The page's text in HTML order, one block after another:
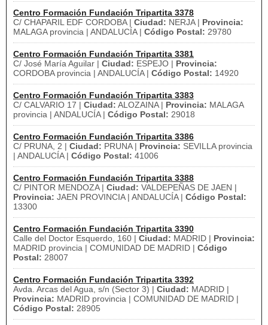
Centro Formación Fundación Tripartita 3378
C/ CHAPARIL EDF CORDOBA | Ciudad: NERJA | Provincia:
MALAGA provincia | ANDALUCÍA | Código Postal: 29780
Centro Formación Fundación Tripartita 3381
C/ José María Aguilar | Ciudad: ESPEJO | Provincia:
CORDOBA provincia | ANDALUCÍA | Código Postal: 14920
Centro Formación Fundación Tripartita 3383
C/ CALVARIO 17 | Ciudad: ALOZAINA | Provincia: MALAGA
provincia | ANDALUCÍA | Código Postal: 29018
Centro Formación Fundación Tripartita 3386
C/ PRUNA, 2 | Ciudad: PRUNA | Provincia: SEVILLA provincia
| ANDALUCÍA | Código Postal: 41006
Centro Formación Fundación Tripartita 3388
C/ PINTOR MENDOZA | Ciudad: VALDEPEÑAS DE JAEN |
Provincia: JAEN PROVINCIA | ANDALUCÍA | Código Postal:
13300
Centro Formación Fundación Tripartita 3390
Calle del Doctor Esquerdo, 160 | Ciudad: MADRID | Provincia:
MADRID provincia | COMUNIDAD DE MADRID | Código
Postal: 28007
Centro Formación Fundación Tripartita 3392
Avda. Arcas del Agua, s/n (Sector 3) | Ciudad: MADRID |
Provincia: MADRID provincia | COMUNIDAD DE MADRID |
Código Postal: 28905